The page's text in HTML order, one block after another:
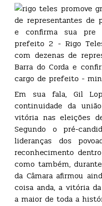
Em sua fala, Gil
continuidade da
vitória nas eleições
Segundo o pré-
lideranças dos
reconhecimento
como também,
da Câmara afirmou
coisa anda, a vitória
a maior de toda a